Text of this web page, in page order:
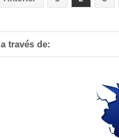
a través de: